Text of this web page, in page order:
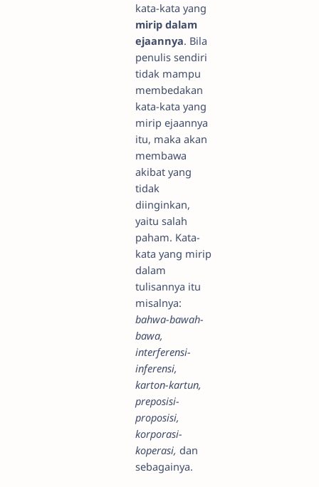
kata-kata yang
mirip dalam
ejaannya. Bila
penulis sendiri
tidak mampu
membedakan
kata-kata yang
mirip ejaannya
itu, maka akan
membawa
akibat yang
tidak
diinginkan,
yaitu salah
paham. Kata-
kata yang mirip
dalam
tulisannya itu
misalnya:
bahwa-bawah-
bawa,
interferensi-
inferensi,
karton-kartun,
preposisi-
proposisi,
korporasi-
koperasi, dan
sebagainya.